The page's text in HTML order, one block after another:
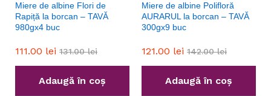
Miere de albine Flori de
Rapiță la borcan – TAVĂ
980gx4 buc
111.00 lei 131.00lei
Adaugă în coș
Miere de albine Polifloră
AURARUL la borcan – TAVĂ
300gx9 buc
121.00 lei 142.00lei
Adaugă în coș